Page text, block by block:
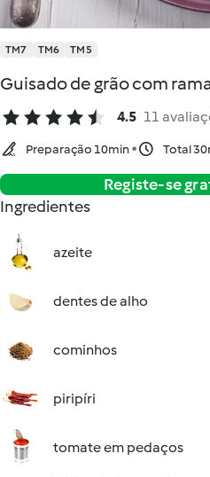
TM7 TM6 TM5
Guisado de grão com
4.5 11
Preparação 10min Total
Registe-se
Ingredientes
azeite
dentes de alho
cominhos
piripíri
tomate em pedaços